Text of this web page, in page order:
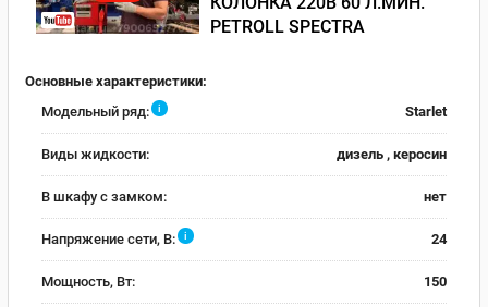
PETROLL SPECTRA
Основные характеристики:
Модельный ряд:
i Starlet
Виды жидкости: дизель , керосин
В шкафу с замком: нет
Напряжение сети, В: i 24
Мощность, Вт: 150